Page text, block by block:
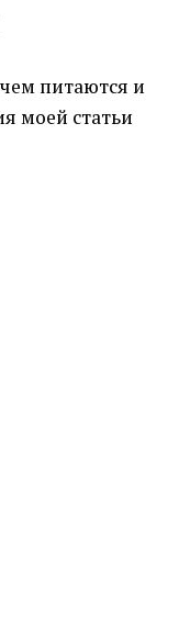
питаются и
моей статьи